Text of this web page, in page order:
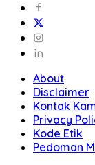
About
Disclaimer
Kontak
Privacy
Kode Etik
Pedoman